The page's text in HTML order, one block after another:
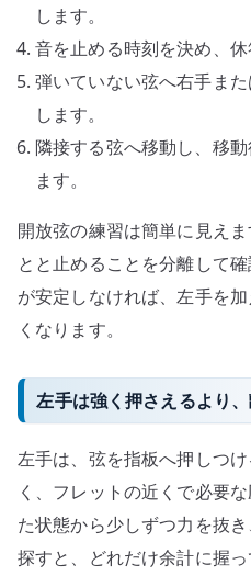
します。
音を止める時刻を決め、休
弾いていない弦へ右手ま
します。
隣接する弦へ移動し、移
ます。
開放弦の練習は簡単に見え
とと止めることを分離して
が安定しなければ、左手を
くなります。
左手は強く押さえるより
左手は、弦を指板へ押しつ
く、フレットの近くで必要
た状態から少しずつ力を抜
探すと、どれだけ余計に握っ